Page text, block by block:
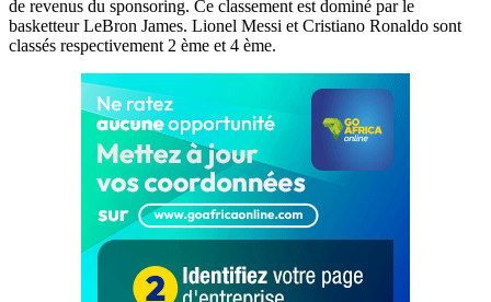
de revenus du sponsoring. Ce classement est dominé par le
basketteur LeBron James. Lionel Messi et Cristiano Ronaldo sont
classés respectivement 2 ème et 4 ème.